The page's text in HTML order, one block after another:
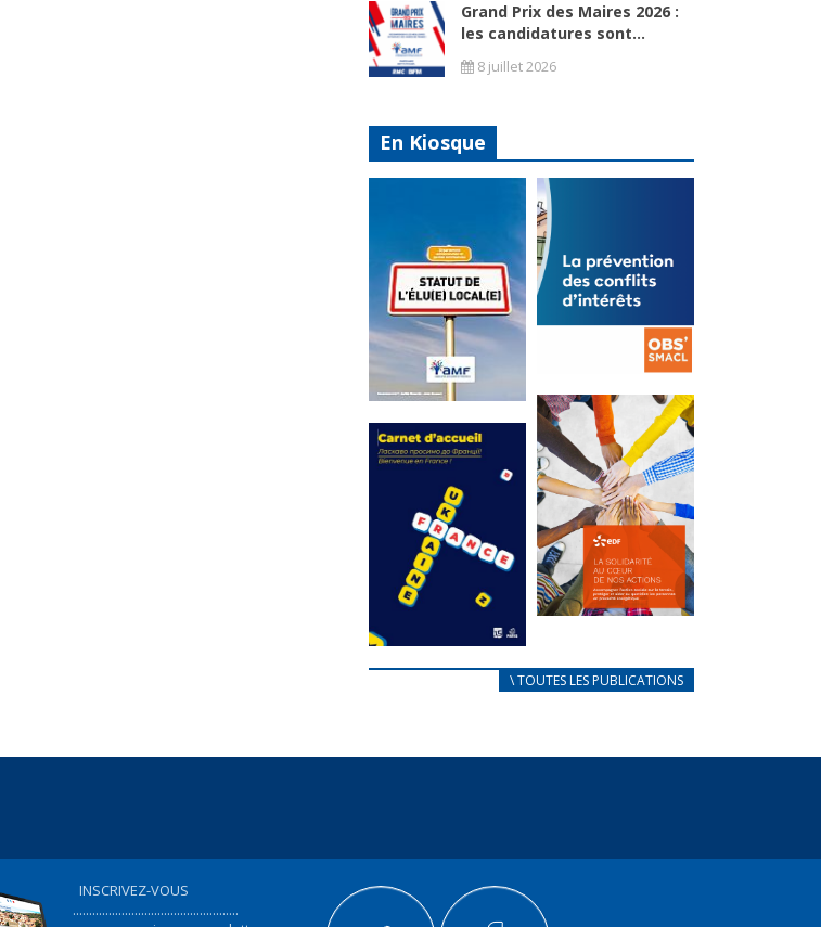
Grand Prix des Maires 2026 :
les candidatures sont...
8 juillet 2026
En Kiosque
Statut de
l’élu local
Mise à jour avril
2024
FEUILLETER
La
prévention
des conflits
d’intérêts
18 septembre 2023
FEUILLETER
au coeur de
nos actions
en France,...
FEUILLETER
\ TOUTES LES PUBLICATIONS
INSCRIVEZ-VOUS
...................................................